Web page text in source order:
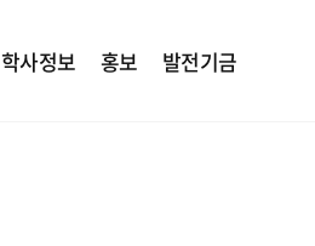
학사정보 홍보 발전기금